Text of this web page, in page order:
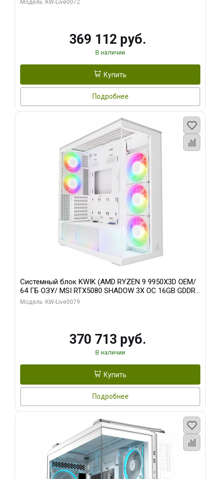
Модель: KW-Live0072
369 112 руб.
В наличии
Купить
Подробнее
Системный блок KWIK (AMD RYZEN 9 9950X3D OEM/
64 ГБ ОЗУ/ MSI RTX5080 SHADOW 3X OC 16GB GDDR7
256bit 3xDP HDMI/ 960 ГБ SSD)
Модель: KW-Live0079
370 713 руб.
В наличии
Купить
Подробнее